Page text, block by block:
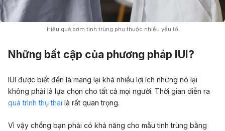
Hiệu quả bơm tinh trùng phụ thuộc nhiều yếu tố
Những bất cập của phương pháp IUI?
IUI được biết đến là mang lại khá nhiều lợi ích nhưng nó lại
không phải là lựa chọn cho tất cả mọi người. Thời gian diễn ra
quá trình thụ thai là rất quan trọng.
Vì vậy chồng bạn phải có khả năng cho mẫu tinh trùng bằng